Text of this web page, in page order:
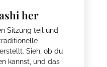
her
Sitzung teil und
Sieh, ob du
kannst, und das